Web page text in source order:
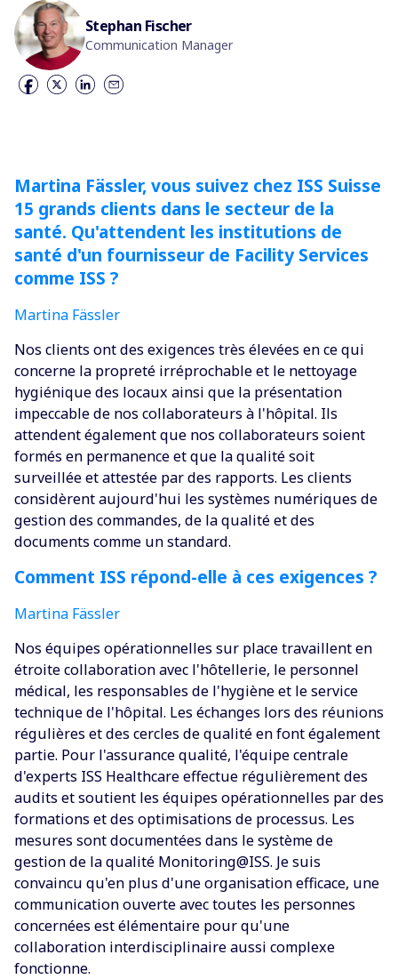
Stephan Fischer
Communication Manager
Martina Fässler, vous suivez chez ISS Suisse
15 grands clients dans le secteur de la
santé. Qu'attendent les institutions de
santé d'un fournisseur de Facility Services
comme ISS ?
Martina Fässler
Nos clients ont des exigences très élevées en ce qui
concerne la propreté irréprochable et le nettoyage
hygiénique des locaux ainsi que la présentation
impeccable de nos collaborateurs à l'hôpital. Ils
attendent également que nos collaborateurs soient
formés en permanence et que la qualité soit
surveillée et attestée par des rapports. Les clients
considèrent aujourd'hui les systèmes numériques de
gestion des commandes, de la qualité et des
documents comme un standard.
Comment ISS répond-elle à ces exigences ?
Martina Fässler
Nos équipes opérationnelles sur place travaillent en
étroite collaboration avec l'hôtellerie, le personnel
médical, les responsables de l'hygiène et le service
technique de l'hôpital. Les échanges lors des réunions
régulières et des cercles de qualité en font également
partie. Pour l'assurance qualité, l'équipe centrale
d'experts ISS Healthcare effectue régulièrement des
audits et soutient les équipes opérationnelles par des
formations et des optimisations de processus. Les
mesures sont documentées dans le système de
gestion de la qualité Monitoring@ISS. Je suis
convaincu qu'en plus d'une organisation efficace, une
communication ouverte avec toutes les personnes
concernées est élémentaire pour qu'une
collaboration interdisciplinaire aussi complexe
fonctionne.